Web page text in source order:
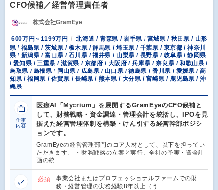
CFO候補／経営管理責任者
株式会社GramEye
600万円～1199万円
北海道 / 青森県 / 岩手県 / 宮城県 / 秋田県 / 山形
県 / 福島県 / 茨城県 / 栃木県 / 群馬県 / 埼玉県 / 千葉県 / 東京都 / 神奈川
県 / 新潟県 / 富山県 / 石川県 / 福井県 / 山梨県 / 長野県 / 岐阜県 / 静岡県
/ 愛知県 / 三重県 / 滋賀県 / 京都府 / 大阪府 / 兵庫県 / 奈良県 / 和歌山県 /
鳥取県 / 島根県 / 岡山県 / 広島県 / 山口県 / 徳島県 / 香川県 / 愛媛県 / 高
知県 / 福岡県 / 佐賀県 / 長崎県 / 熊本県 / 大分県 / 宮崎県 / 鹿児島県 / 沖
縄県
仕事
内容
医療AI「Mycrium」を展開するGramEyeのCFO候補と
して、財務戦略・資金調達・管理会計を統括し、IPOを見
据えた経営管理体制を構築・けん引する経営幹部ポジシ
ョンです。
GramEyeの経営管理部門のコア人材として、以下を担ってい
ただきます。 ・財務戦略の立案と実行、全社の予実・資金計
画の統…
必須
事業会社またはプロフェッショナルファームでの財
務・経営管理の実務経験8年以上（う…